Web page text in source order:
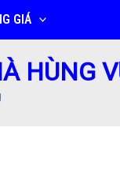
GIÁ
HÙNG